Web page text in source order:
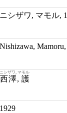
ニシザワ, マモル,
Nishizawa,
西澤, 護
ニシザワ, マモル
1929